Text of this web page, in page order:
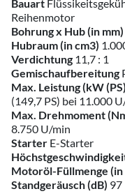
Bauart
Reihenmotor
Bohrung x Hub (in mm)
Hubraum (in cm3)
Verdichtung 11,7 : 1
Gemischaufbereitung
Max. Leistung (kW
(149,7 PS) bei 11.000
Max. Drehmoment
8.750 U/min
Starter E-Starter
Motoröl-Füllmenge
Standgeräusch (dB) 97